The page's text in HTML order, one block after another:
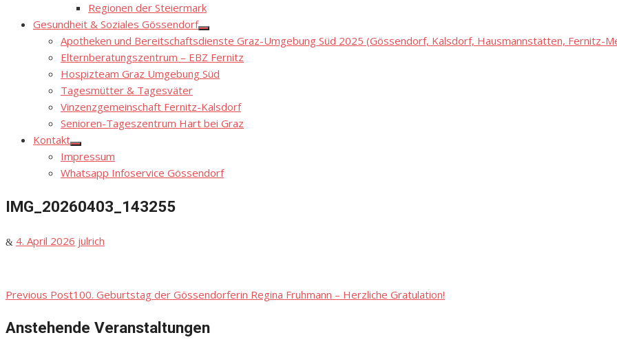
Regionen der Steiermark
Gesundheit & Soziales Gössendorf
Show
sub
menu
Apotheken und Bereitschaftsdienste Graz-Umgebung Süd 2025 (Gössendorf, Kalsdorf, Hausmannstätten, Fernitz-
Elternberatungszentrum – EBZ Fernitz
Hospizteam Graz Umgebung Süd
Tagesmütter & Tagesväter
Vinzenzgemeinschaft Fernitz-Kalsdorf
Senioren-Tageszentrum Hart bei Graz
Kontakt
Show
sub
menu
Impressum
Whatsapp Infoservice Gössendorf
IMG_20260403_143255
Posted
4. April 2026 Author
julrich
Beitragsnavigation
Previous Post100. Geburtstag der Gössendorferin Regina Fruhmann – Herzliche Gratulation!
Anstehende Veranstaltungen